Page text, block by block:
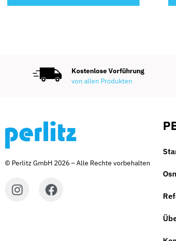
Kostenlose Vorführung
von allen Produkten
© Perlitz GmbH 2026 – Alle Rechte vorbehalten